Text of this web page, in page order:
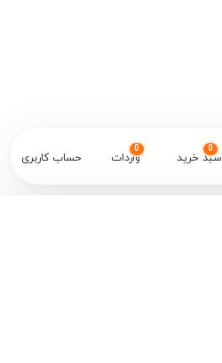
0
سبد خرید
0
واردات حساب کاربری